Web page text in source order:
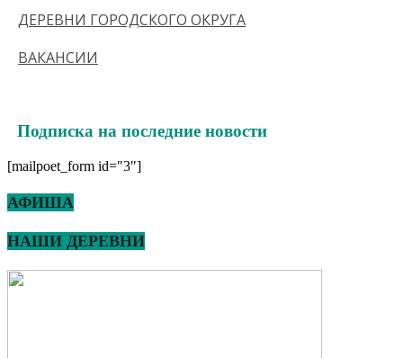
ДЕРЕВНИ ГОРОДСКОГО ОКРУГА
ВАКАНСИИ
Подписка на последние новости
[mailpoet_form id="3"]
АФИША
НАШИ ДЕРЕВНИ